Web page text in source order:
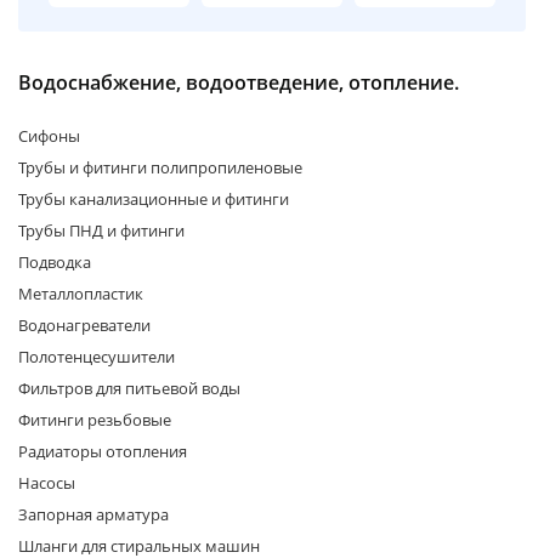
Водоснабжение, водоотведение, отопление.
Сифоны
Трубы и фитинги полипропиленовые
Трубы канализационные и фитинги
Трубы ПНД и фитинги
Подводка
Металлопластик
Водонагреватели
Полотенцесушители
Фильтров для питьевой воды
Фитинги резьбовые
Радиаторы отопления
Насосы
Запорная арматура
Шланги для стиральных машин